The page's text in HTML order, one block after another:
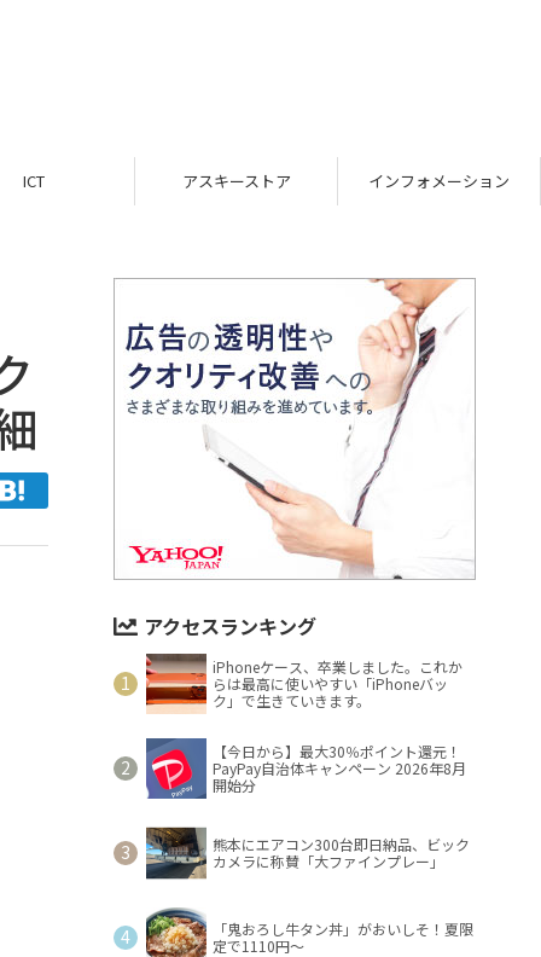
ICT アスキーストア インフォメーション
アクセスランキング
iPhoneケース、卒業しました。これか
らは最高に使いやすい「iPhoneバッ
ク」で生きていきます。
【今日から】最大30％ポイント還元！
PayPay自治体キャンペーン 2026年8月
開始分
熊本にエアコン300台即日納品、ビック
カメラに称賛「大ファインプレー」
「鬼おろし牛タン丼」がおいしそ！夏限
定で1110円～